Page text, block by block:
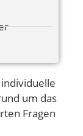
um das
Fragen